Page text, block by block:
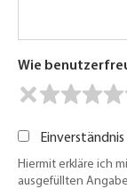
Wie
Hiermit erkläre ich
ausgefüllten